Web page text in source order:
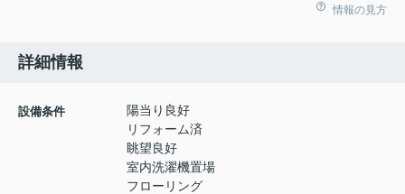
情報の見方
詳細情報
設備条件
陽当り良好
リフォーム済
眺望良好
室内洗濯機置場
フローリング